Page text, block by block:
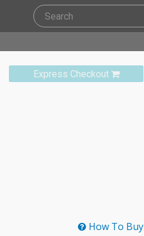
Express Checkout
How To Buy